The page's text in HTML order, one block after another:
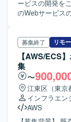
いる環境です。
主体的に取り組
メンバーとのコ
ラミングやモブ
向きに取り組め
術の活用にも積
す。 【ポジションの魅力】 物流DXという社会的インパクト
の大きい領域で
に関わる開発に
ンド、インフラ
クエンジニアと
ービスの開発を
のWebサービス
へご対応いただ
において、一
【開発環境】 ・
・データベース
フラ：AWS(一部、GCP) 【ポジションの
ート勤務ですの
ることが可能で
ており、非常に
募集終了 リモ
【AWS/ECS
集
〜
江東区（東京
インフラエン
AWS